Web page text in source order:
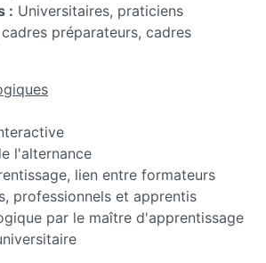
: Universitaires, praticiens
préparateurs, cadres
l'alternance
lien entre formateurs
professionnels et apprentis
par le maître d'apprentissage